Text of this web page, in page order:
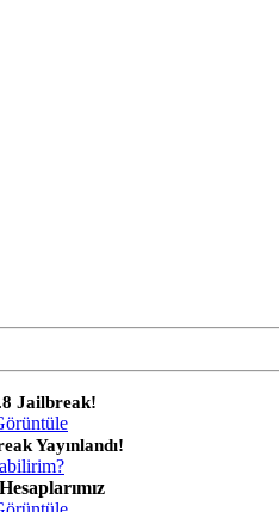
Jailbreak!
Yayınlandı!